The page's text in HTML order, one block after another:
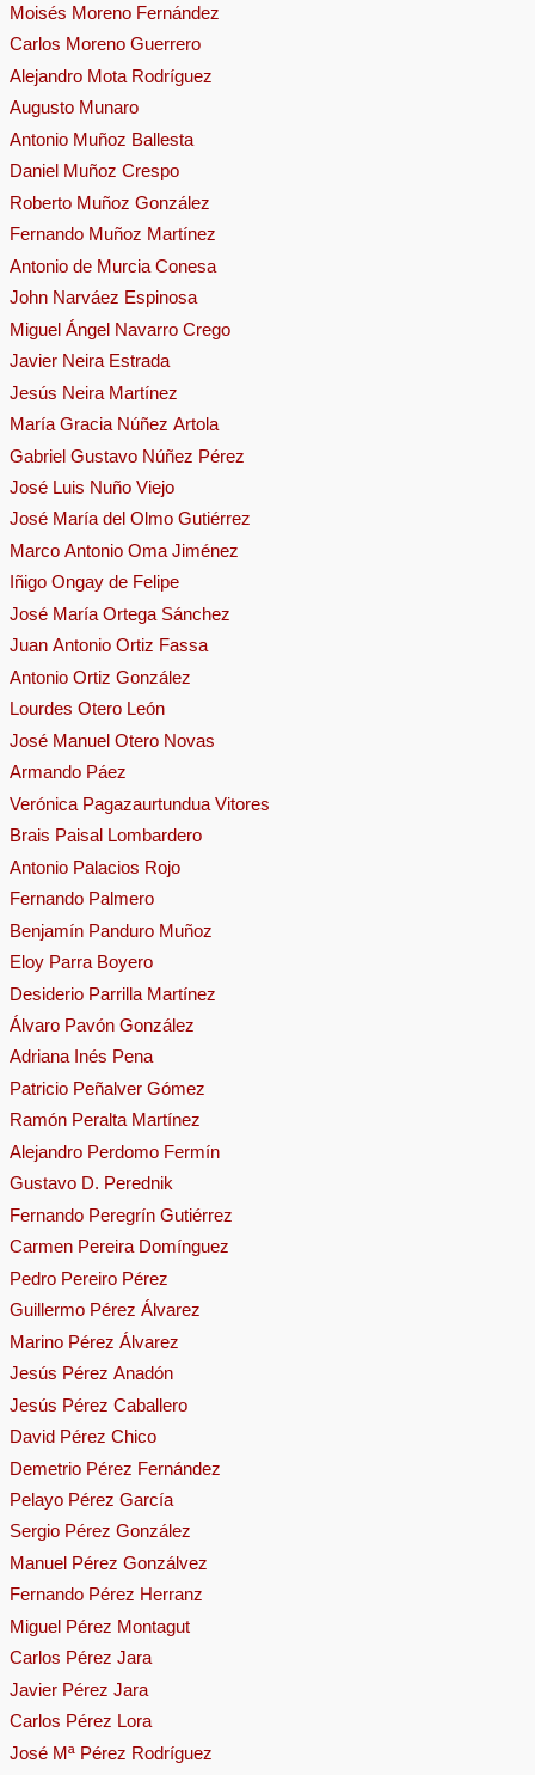
Moisés Moreno Fernández
Carlos Moreno Guerrero
Alejandro Mota Rodríguez
Augusto Munaro
Antonio Muñoz Ballesta
Daniel Muñoz Crespo
Roberto Muñoz González
Fernando Muñoz Martínez
Antonio de Murcia Conesa
John Narváez Espinosa
Miguel Ángel Navarro Crego
Javier Neira Estrada
Jesús Neira Martínez
María Gracia Núñez Artola
Gabriel Gustavo Núñez Pérez
José Luis Nuño Viejo
José María del Olmo Gutiérrez
Marco Antonio Oma Jiménez
Iñigo Ongay de Felipe
José María Ortega Sánchez
Juan Antonio Ortiz Fassa
Antonio Ortiz González
Lourdes Otero León
José Manuel Otero Novas
Armando Páez
Verónica Pagazaurtundua Vitores
Brais Paisal Lombardero
Antonio Palacios Rojo
Fernando Palmero
Benjamín Panduro Muñoz
Eloy Parra Boyero
Desiderio Parrilla Martínez
Álvaro Pavón González
Adriana Inés Pena
Patricio Peñalver Gómez
Ramón Peralta Martínez
Alejandro Perdomo Fermín
Gustavo D. Perednik
Fernando Peregrín Gutiérrez
Carmen Pereira Domínguez
Pedro Pereiro Pérez
Guillermo Pérez Álvarez
Marino Pérez Álvarez
Jesús Pérez Anadón
Jesús Pérez Caballero
David Pérez Chico
Demetrio Pérez Fernández
Pelayo Pérez García
Sergio Pérez González
Manuel Pérez Gonzálvez
Fernando Pérez Herranz
Miguel Pérez Montagut
Carlos Pérez Jara
Javier Pérez Jara
Carlos Pérez Lora
José Mª Pérez Rodríguez